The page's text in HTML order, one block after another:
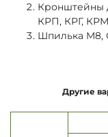
Кронштейны
КРП, КРГ,
Шпилька М8,
Другие